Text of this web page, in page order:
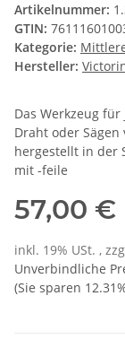
Artikelnummer:
GTIN:
Kategorie:
Hersteller:
Das Werkzeug
Draht oder Sägen
hergestellt in der
mit -feile
57,00 €
inkl. 19% USt. ,
Unverbindliche
(Sie sparen